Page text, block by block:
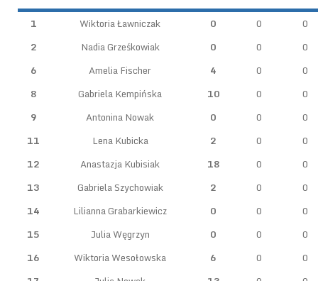
1 Wiktoria Ławniczak 0 0
0
2
Nadia Grześkowiak 0 0
0
6
Amelia Fischer 4 0
0
8
Gabriela Kempińska 10 0
0
9
Antonina Nowak 0 0
0
11
Lena Kubicka 2 0
0
12
Anastazja Kubisiak 18 0
0
13
Gabriela Szychowiak 2 0
0
14
Lilianna Grabarkiewicz 0 0
0
15
Julia Węgrzyn 0 0
0
16
Wiktoria Wesołowska 6 0
0